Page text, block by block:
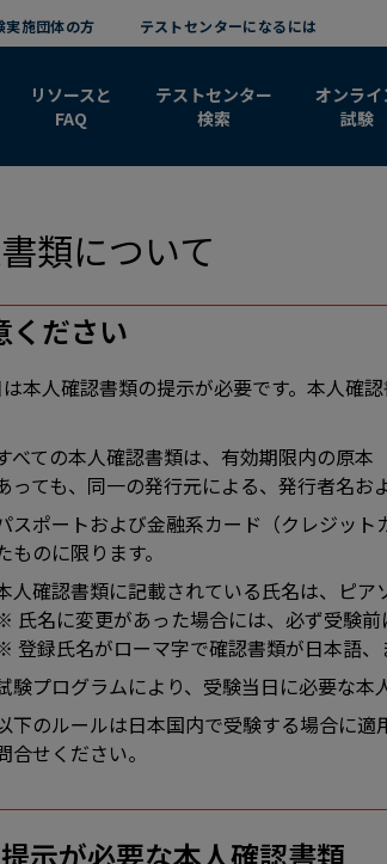
実施団体の方 テストセンターになるには
リソースと
FAQ
テストセンター
検索
オンライ
試験
類について
ください
本人確認書類の提示が必要です。本人確
べての本人確認書類は、有効期限内の原
っても、同一の発行元による、発行者名お
スポートおよび金融系カード（クレジッ
ものに限ります。
人確認書類に記載されている氏名は、ピア
氏名に変更があった場合には、必ず受験前
登録氏名がローマ字で確認書類が日本語、
験プログラムにより、受験当日に必要な
下のルールは日本国内で受験する場合に
合せください。
示が必要な本人確認書類